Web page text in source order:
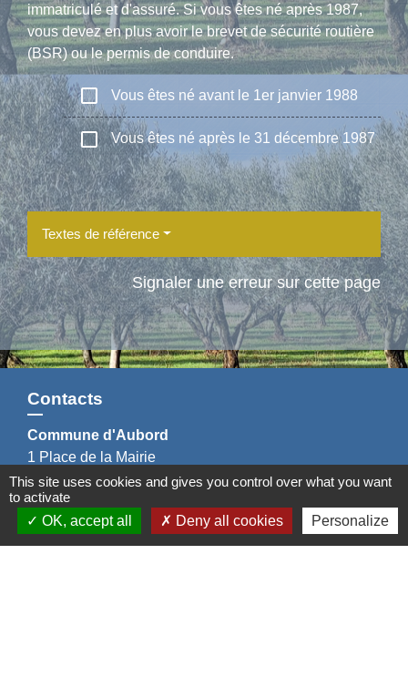
immatriculé et d'assuré. Si vous êtes né après 1987,
vous devez en plus avoir le brevet de sécurité routière
(BSR) ou le permis de conduire.
check_box_outline_blank Vous êtes né avant le 1er janvier 1988
check_box_outline_blank Vous êtes né après le 31 décembre 1987
Textes de référence
Signaler une erreur sur cette page
Contacts
Commune d'Aubord
1 Place de la Mairie
30620 Aubord - FRANCE
+33 4 66 71 12 65
Contact par formulaire
This site uses cookies and gives you control over what you want
to activate
OK, accept all
Deny all cookies Personalize